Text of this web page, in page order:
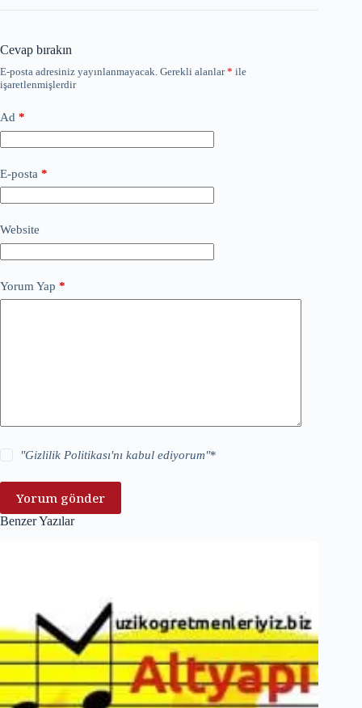
Cevap bırakın
E-posta adresiniz yayınlanmayacak. Gerekli alanlar* ile
işaretlenmişlerdir
Ad *
E-posta *
Website
Yorum Yap *
"Gizlilik Politikası'nı kabul ediyorum"*
Yorum gönder
Benzer Yazılar